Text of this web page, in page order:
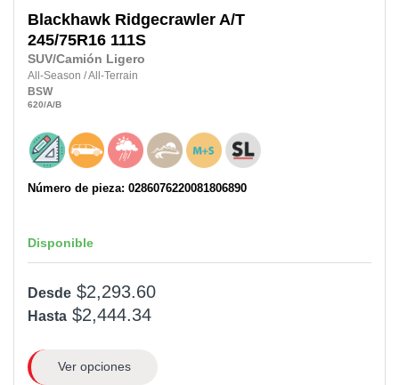
Blackhawk Ridgecrawler A/T
245/75R16 111S
SUV/Camión Ligero
All-Season /All-Terrain
BSW
620/A/B
Número de pieza: 0286076220081806890
Disponible
Desde $2,293.60
Hasta $2,444.34
Ver opciones